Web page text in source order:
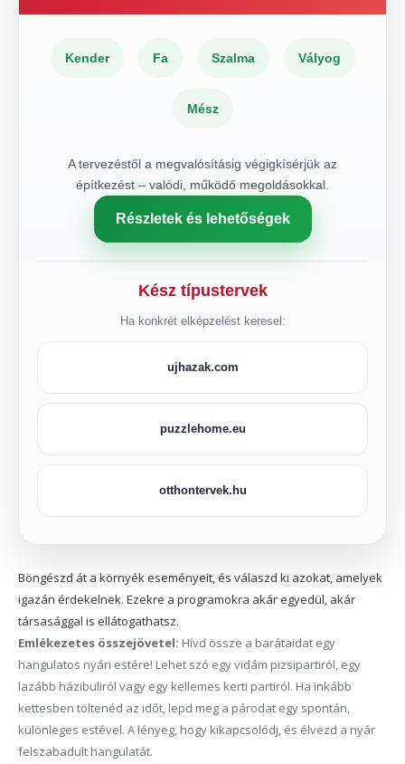
Kender Fa Szalma Vályog
Mész
A tervezéstől a megvalósításig végigkísérjük az
építkezést – valódi, működő megoldásokkal.
Részletek és lehetőségek
Kész típustervek
Ha konkrét elképzelést keresel:
ujhazak.com
puzzlehome.eu
otthontervek.hu
Böngészd át a környék eseményeit, és válaszd ki azokat, amelyek
igazán érdekelnek. Ezekre a programokra akár egyedül, akár
társasággal is ellátogathatsz.
Emlékezetes összejövetel: Hívd össze a barátaidat egy
hangulatos nyári estére! Lehet szó egy vidám pizsipartiról, egy
lazább házibuliról vagy egy kellemes kerti partiról. Ha inkább
kettesben töltenéd az időt, lepd meg a párodat egy spontán,
különleges estével. A lényeg, hogy kikapcsolódj, és élvezd a nyár
felszabadult hangulatát.